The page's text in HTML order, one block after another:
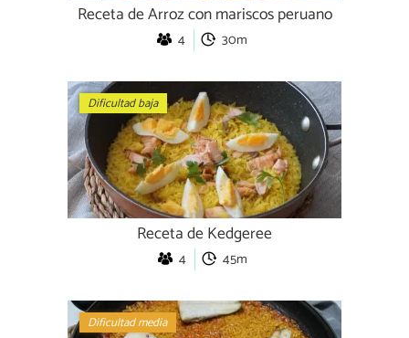
Receta de Arroz con mariscos peruano
4 30m
Dificultad baja
Receta de Kedgeree
4 45m
Dificultad media